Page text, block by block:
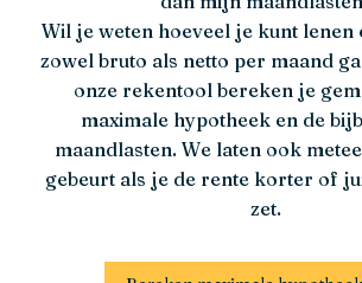
Wil je weten hoeveel je kunt lenen
zowel bruto als netto per maand
onze rekentool bereken je
maximale hypotheek en de
maandlasten. We laten ook
gebeurt als je de rente korter of
zet.